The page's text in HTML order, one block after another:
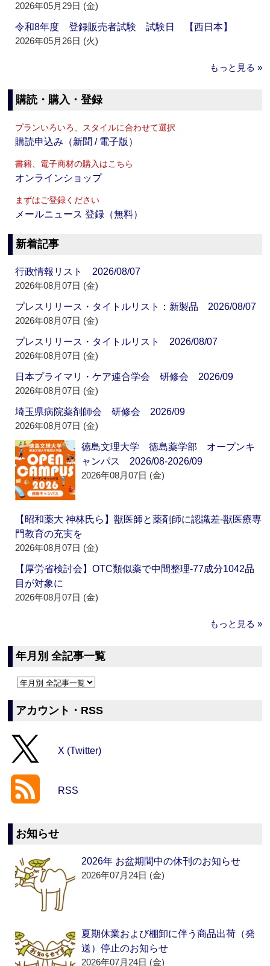
2026年05月29日 (金)
令和8年度 登録販売者試験 試験日 【西日本】
2026年05月26日 (火)
もっと見る »
購読・購入・登録
プランいろいろ、スタイルに合わせて選択
購読申込み（新聞 / 電子版）
書籍、電子商材の購入はこちら
オンラインショップ
まずはご登録ください
メールニュース 登録（無料）
新着記事
行政情報リスト 2026/08/07
2026年08月07日 (金)
プレスリリース・タイトルリスト：新製品 2026/08/07
2026年08月07日 (金)
プレスリリース・タイトルリスト 2026/08/07
2026年08月07日 (金)
日本プライマリ・ケア連合学会 研修会 2026/09
2026年08月07日 (金)
埼玉県病院薬剤師会 研修会 2026/09
2026年08月07日 (金)
徳島文理大学 徳島薬学部 オープンキ
ャンパス 2026/08-2026/09
2026年08月07日 (金)
【昭和薬大 神林氏ら】獣医師と薬剤師に認識差‐獣医療専
門教育の充実を
2026年08月07日 (金)
【厚労省検討会】OTC類似薬で中間整理‐77成分1042品
目が対象に
2026年08月07日 (金)
もっと見る »
年月別 全記事一覧
アカウント・RSS
X (Twitter)
RSS
お知らせ
2026年 お盆期間中の休刊のお知らせ
2026年07月24日 (金)
夏期休業および棚卸に伴う商品出荷（発
送）停止のお知らせ
2026年07月24日 (金)